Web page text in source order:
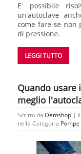
E' possibile
un'autoclave
come fare se non
di pressione.
LEGGI TUTTO
Quando usare
meglio
Scritto da Demshop |
nella Categoria Pompe